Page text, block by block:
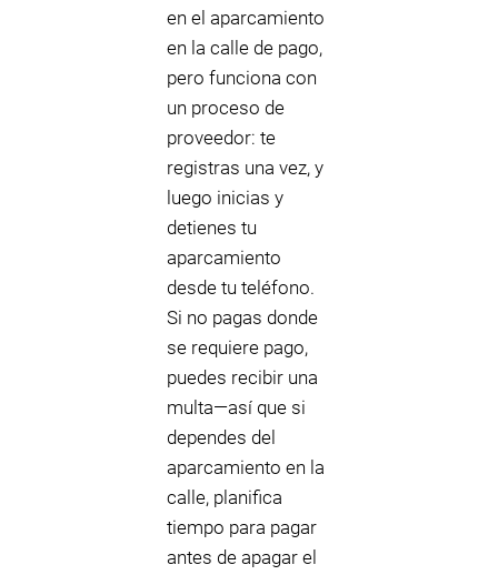
en el aparcamiento
en la calle de pago,
pero funciona con
un proceso de
proveedor: te
registras una vez, y
luego inicias y
detienes tu
aparcamiento
desde tu teléfono.
Si no pagas donde
se requiere pago,
puedes recibir una
multa—así que si
dependes del
aparcamiento en la
calle, planifica
tiempo para pagar
antes de apagar el